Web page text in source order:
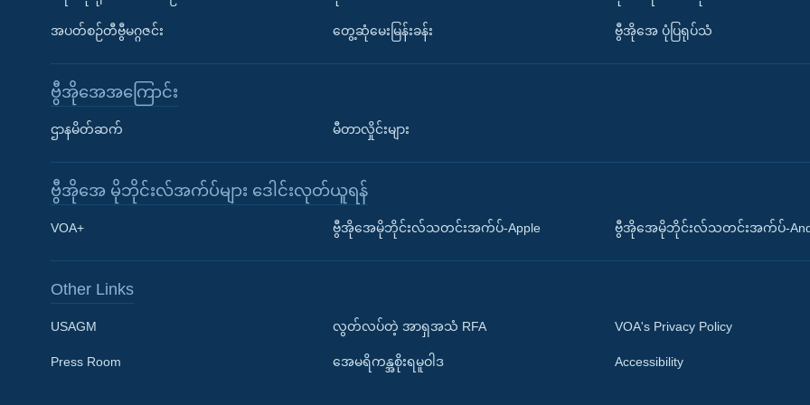
Learning English
ဘာသာစကားများ
အပတ်စဉ်တီဗွီမဂ္ဂဇင်း တွေ့ဆုံမေးမြန်းခန်း ဗွီအိုအေ ပုံပြရုပ်သံ
ဗွီအိုအေအကြောင်း
ဌာနမိတ်ဆက် မီတာလှိုင်းများ
ဗွီအိုအေ မိုဘိုင်းလ်အက်ပ်များ ဒေါင်းလုတ်ယူရန်
VOA+ ဗွီအိုအေမိုဘိုင်းလ်သတင်းအက်ပ်-Apple ဗွီအိုအေမိုဘိုင်းလ်သတင်းအက်ပ်-
Other Links
USAGM
Press Room
လွတ်လပ်တဲ့ အာရှအသံ RFA
အေမရိကန္အစိုးရမူဝါဒ
VOA's Privacy Policy
Accessibility